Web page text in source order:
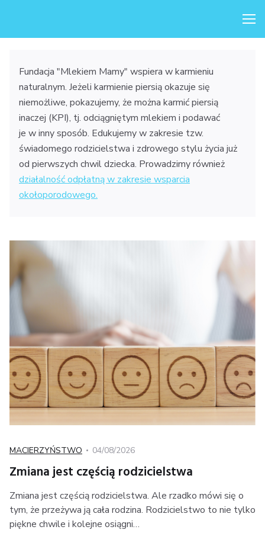
Fundacja "Mlekiem Mamy" wspiera w karmieniu
naturalnym. Jeżeli karmienie piersią okazuje się
niemożliwe, pokazujemy, że można karmić piersią
inaczej (KPI), tj. odciągniętym mlekiem i podawać
je w inny sposób. Edukujemy w zakresie tzw.
świadomego rodzicielstwa i zdrowego stylu życia już
od pierwszych chwil dziecka. Prowadzimy również
działalność odpłatną w zakresie wsparcia
okołoporodowego.
Kategoria
MACIERZYŃSTWO
Posted
04/08/2026
Zmiana jest częścią rodzicielstwa
Zmiana jest częścią rodzicielstwa. Ale rzadko mówi się o
tym, że przeżywa ją cała rodzina. Rodzicielstwo to nie tylko
piękne chwile i kolejne osiągni…